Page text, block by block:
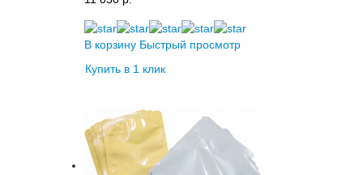
В корзину Быстрый просмотр
Купить в 1 клик